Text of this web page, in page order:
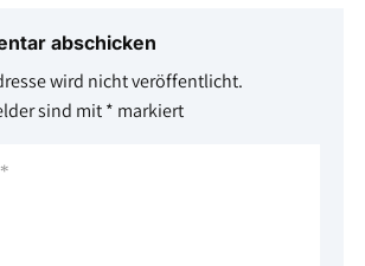
abschicken
wird nicht veröffentlicht.
sind mit* markiert